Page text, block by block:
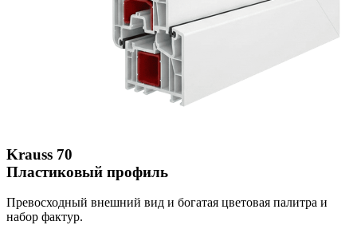
Krauss 70
Пластиковый профиль
Превосходный внешний вид и богатая цветовая палитра и
набор фактур.